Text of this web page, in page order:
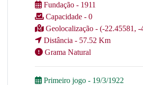
Fundação - 1911
Capacidade - 0
Geolocalização - (-22.45581, -
Distância - 57.52 Km
Grama Natural
Primeiro jogo - 19/3/1922